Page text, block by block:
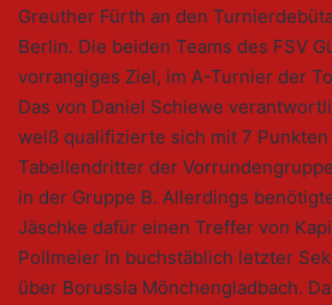
Greuther Fürth an den
Berlin. Die beiden Teams des FSV
vorrangiges Ziel, im A-Turnier der
Das von Daniel Schiewe
weiß qualifizierte sich mit 7 Punkten
Tabellendritter der
in der Gruppe B. Allerdings
Jäschke dafür einen Treffer von
Pollmeier in buchstäblich letzter
über Borussia Mönchengladbach.